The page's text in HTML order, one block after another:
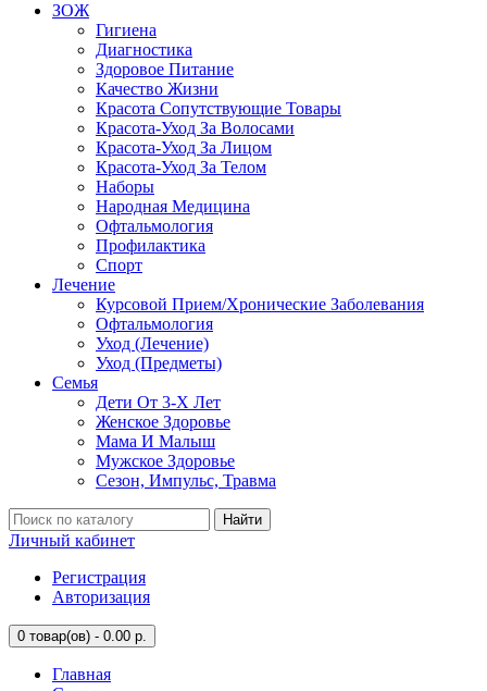
ЗОЖ
Гигиена
Диагностика
Здоровое Питание
Качество Жизни
Красота Сопутствующие Товары
Красота-Уход За Волосами
Красота-Уход За Лицом
Красота-Уход За Телом
Наборы
Народная Медицина
Офтальмология
Профилактика
Спорт
Лечение
Курсовой Прием/Хронические Заболевания
Офтальмология
Уход (Лечение)
Уход (Предметы)
Семья
Дети От 3-Х Лет
Женское Здоровье
Мама И Малыш
Мужское Здоровье
Сезон, Импульс, Травма
Найти
Личный кабинет
Регистрация
Авторизация
0 товар(ов) - 0.00 р.
Главная